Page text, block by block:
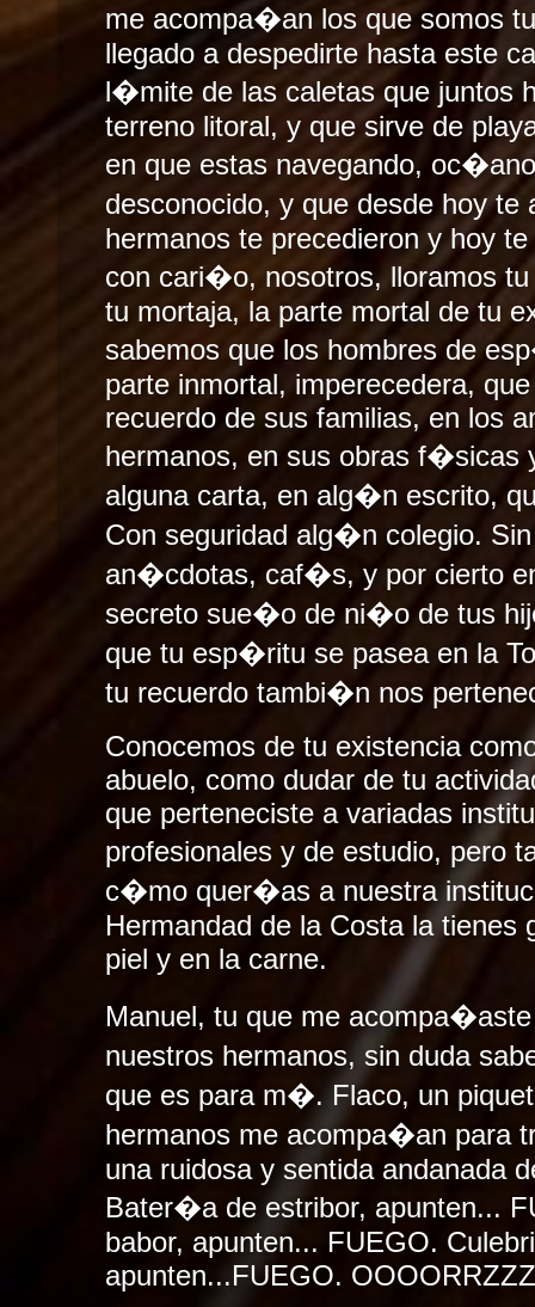
me acompa�an los que somos
llegado a despedirte hasta este
l�mite de las caletas que juntos
terreno litoral, y que sirve de
en que estas navegando,
desconocido, y que desde hoy
hermanos te precedieron y hoy
con cari�o, nosotros, lloramos
tu mortaja, la parte mortal de tu
sabemos que los hombres de
parte inmortal, imperecedera,
recuerdo de sus familias, en los
hermanos, en sus obras f�sicas
alguna carta, en alg�n escrito,
Con seguridad alg�n colegio.
an�cdotas, caf�s, y por cierto
secreto sue�o de ni�o de tus
que tu esp�ritu se pasea en la
tu recuerdo tambi�n nos
Conocemos de tu existencia
abuelo, como dudar de tu
que perteneciste a variadas
profesionales y de estudio, pero
c�mo quer�as a nuestra
Hermandad de la Costa la tienes
piel y en la carne.
Manuel, tu que me
nuestros hermanos, sin duda
que es para m�. Flaco, un
hermanos me acompa�an para
una ruidosa y sentida andanada
Bater�a de estribor, apunten...
babor, apunten... FUEGO.
apunten...FUEGO.